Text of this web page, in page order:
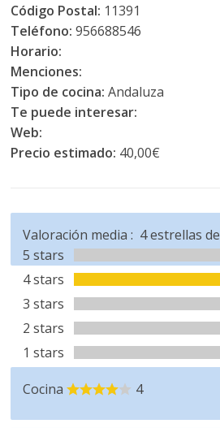
Código Postal: 11391
Teléfono:956688546
Horario:
Menciones:
Tipo de cocina:Andaluza
Te puede interesar:
Web:
Precio estimado: 40,00€
Valoración media :
5 stars
4 stars
3 stars
2 stars
1 stars
4estrellas de
Cocina 4